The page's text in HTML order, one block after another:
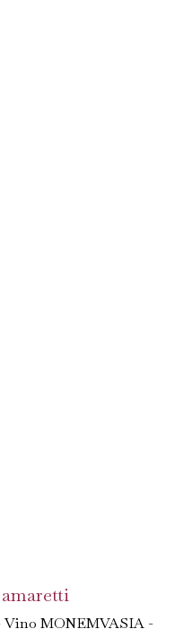
MONEMVASIA -